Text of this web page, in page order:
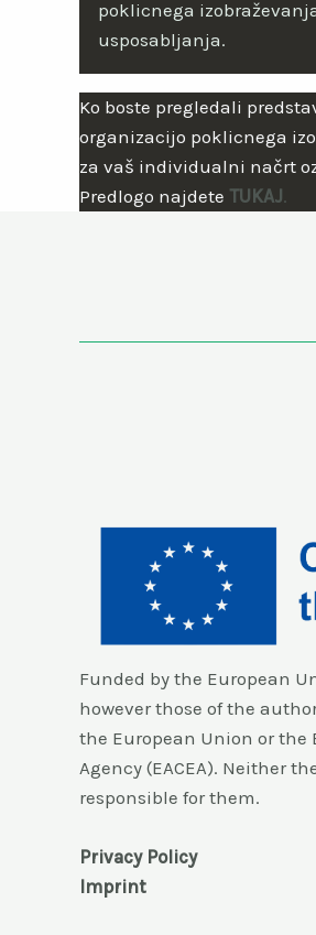
poklicnega
usposabljanja.
Ko boste pregledali
organizacijo poklicnega
za vaš individualni načrt
Predlogo najdete TUKAJ.
Funded by the European
however those of the
the European Union or
Agency (EACEA). Neither
responsible for them.
Privacy Policy
Imprint